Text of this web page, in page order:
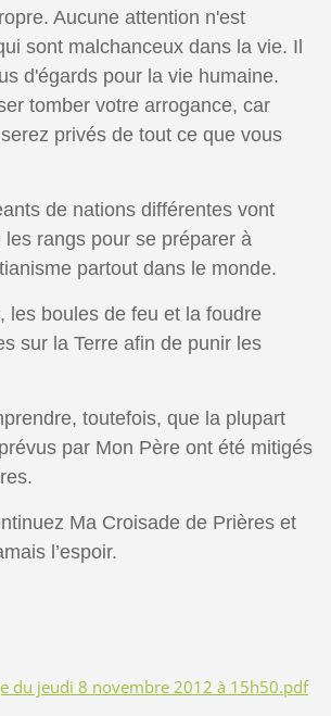
Aucune attention n'est
sont malchanceux dans la vie. Il
d'égards pour la vie humaine.
tomber votre arrogance, car
privés de tout ce que vous
de nations différentes vont
rangs pour se préparer à
partout dans le monde.
les boules de feu et la foudre
sur la Terre afin de punir les
toutefois, que la plupart
par Mon Père ont été mitigés
Ma Croisade de Prières et
l’espoir.
du jeudi 8 novembre 2012 à 15h50.pdf